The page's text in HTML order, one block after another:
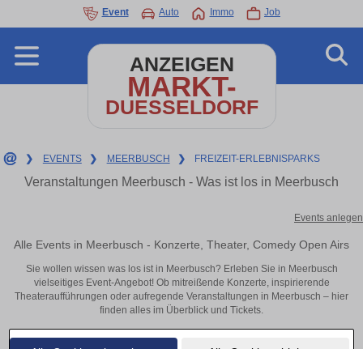
Event Auto Immo Job
ANZEIGEN
MARKT-
DUESSELDORF
❯ EVENTS ❯ MEERBUSCH ❯ FREIZEIT-ERLEBNISPARKS
Veranstaltungen Meerbusch - Was ist los in Meerbusch
Events anlegen
Alle Events in Meerbusch - Konzerte, Theater, Comedy Open Airs
Sie wollen wissen was los ist in Meerbusch? Erleben Sie in Meerbusch
vielseitiges Event-Angebot! Ob mitreißende Konzerte, inspirierende
Theateraufführungen oder aufregende Veranstaltungen in Meerbusch – hier
finden alles im Überblick und Tickets.